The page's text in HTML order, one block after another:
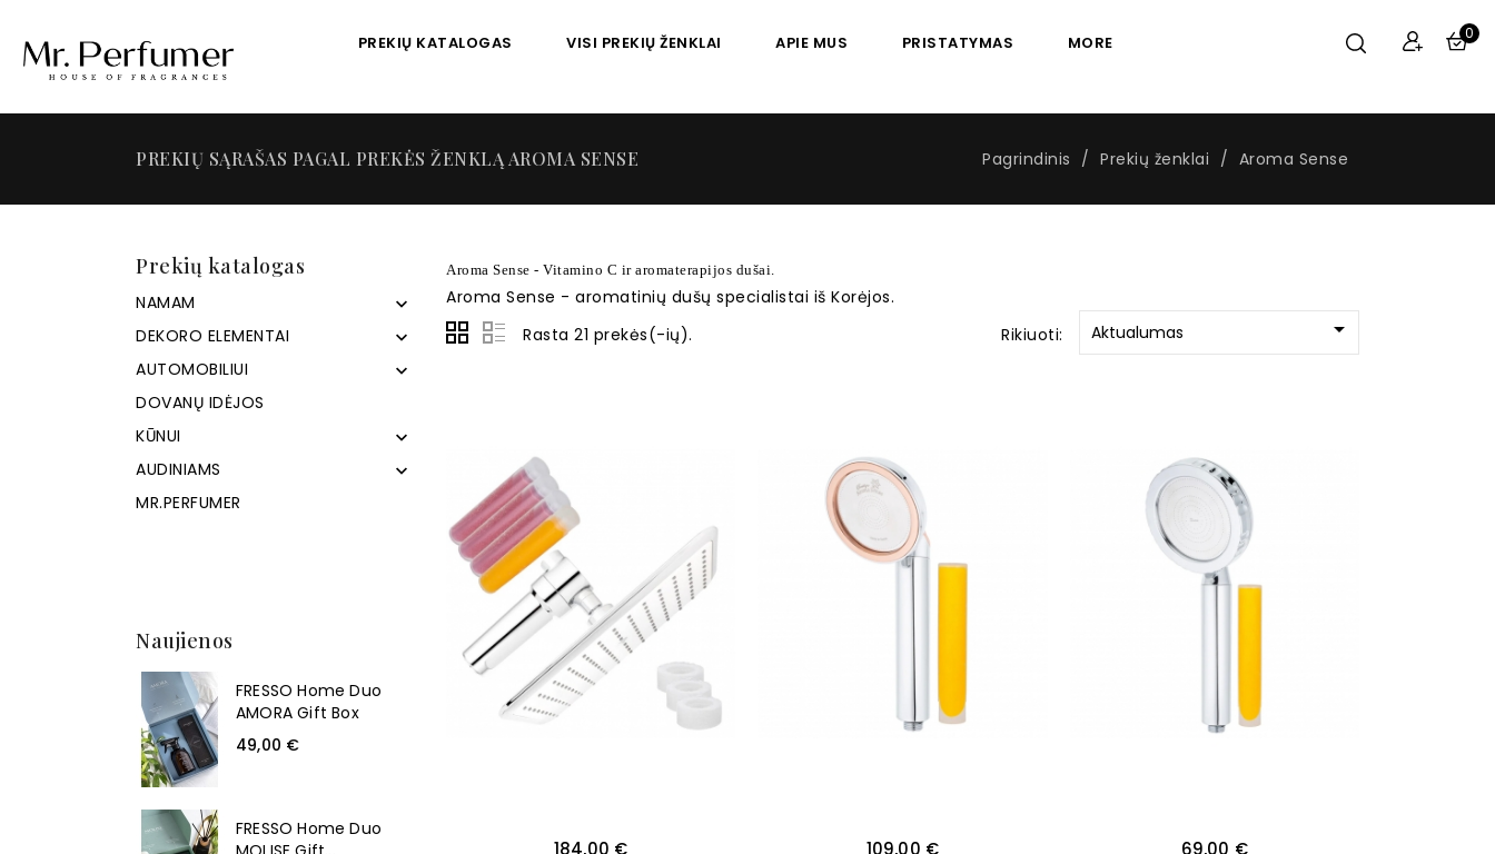
PREKIŲ KATALOGAS VISI PREKIŲ ŽENKLAI APIE MUS PRISTATYMAS MORE 0
PREKIŲ SĄRAŠAS PAGAL PREKĖS ŽENKLĄ AROMA SENSE Pagrindinis Prekių ženklai Aroma Sense
Prekių katalogas
NAMAM

DEKORO ELEMENTAI

AUTOMOBILIUI

DOVANŲ IDĖJOS
KŪNUI

AUDINIAMS

MR.PERFUMER
Naujienos
FRESSO Home Duo
AMORA Gift Box
49,00 €
FRESSO Home Duo
Aroma Sense - Vitamino C ir aromaterapijos dušai.
Aroma Sense - aromatinių dušų specialistai iš Korėjos.
Rasta 21 prekės(-ių).
Rikiuoti: Aktualumas 